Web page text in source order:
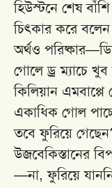
হিউস্টনে শেষ
চিৎকার করে
অর্থও
গোলে ড্র ম্যাচে
কিলিয়ান
একাধিক গোল
তবে ফুরিয়ে
উজবেকিস্তানের
—না, ফুরিয়ে